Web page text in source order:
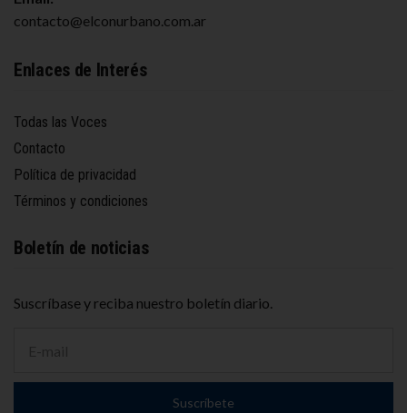
contacto@elconurbano.com.ar
Enlaces de Interés
Todas las Voces
Contacto
Política de privacidad
Términos y condiciones
Boletín de noticias
Suscríbase y reciba nuestro boletín diario.
e
Suscríbete